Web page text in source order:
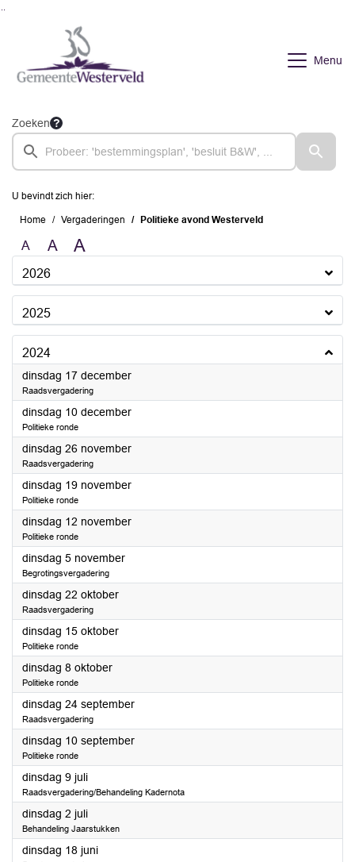
Menu
Zoeken
U bevindt zich hier:
Home Vergaderingen Politieke avond Westerveld
A A A
2026
2025
2024
dinsdag 17 december2024
Raadsvergadering
dinsdag 10 december2024
Politieke ronde
dinsdag 26 november2024
Raadsvergadering
dinsdag 19 november2024
Politieke ronde
dinsdag 12 november2024
Politieke ronde
dinsdag 5 november2024
Begrotingsvergadering
dinsdag 22 oktober2024
Raadsvergadering
dinsdag 15 oktober2024
Politieke ronde
dinsdag 8 oktober2024
Politieke ronde
dinsdag 24 september2024
Raadsvergadering
dinsdag 10 september2024
Politieke ronde
dinsdag 9 juli2024
Raadsvergadering/Behandeling Kadernota
dinsdag 2 juli2024
Behandeling Jaarstukken
dinsdag 18 juni2024